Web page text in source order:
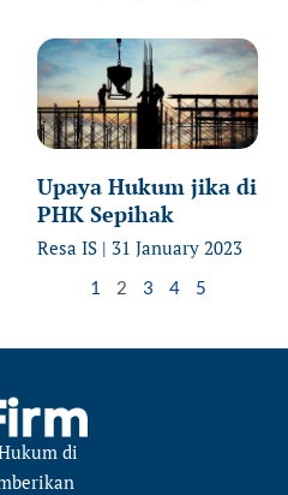
Upaya Hukum jika di
PHK Sepihak
Resa IS 31 January 2023
1 2 3 4 5
di